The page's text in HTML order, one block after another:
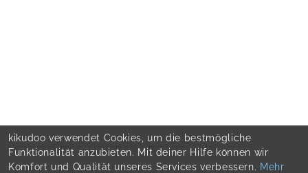
kikudoo verwendet Cookies, um die bestmögliche
Funktionalität anzubieten. Mit deiner Hilfe können wir
Komfort und Qualität unseres Services verbessern. Mehr